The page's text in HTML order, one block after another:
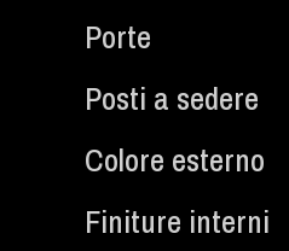
Porte
Posti a sedere
Colore esterno
Finiture interni